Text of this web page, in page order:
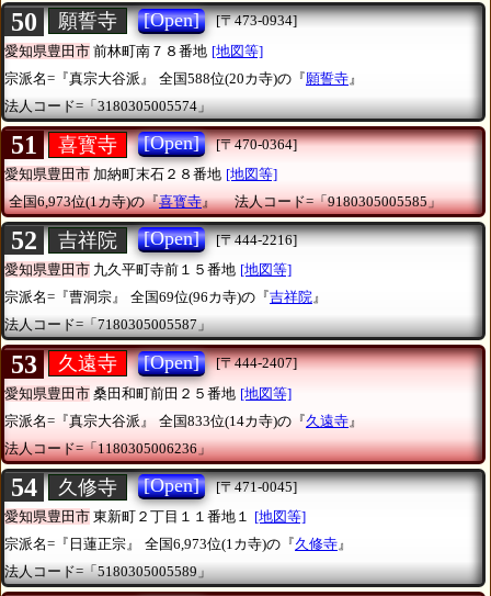
50 願誓寺 [Open]
[〒473-0934]
愛知県豊田市 前林町南７８番地 [地図等]
宗派名=『真宗大谷派』
全国588位(20カ寺)の『 願誓寺 』
法人コード=「3180305005574」
51 喜寳寺 [Open]
[〒470-0364]
愛知県豊田市 加納町末石２８番地 [地図等]
全国6,973位(1カ寺)の『喜寳寺』 法人コード=「9180305005585」
52 吉祥院 [Open]
[〒444-2216]
愛知県豊田市 九久平町寺前１５番地 [地図等]
宗派名=『曹洞宗』
全国69位(96カ寺)の『吉祥院』
法人コード=「7180305005587」
53 久遠寺 [Open]
[〒444-2407]
愛知県豊田市 桑田和町前田２５番地 [地図等]
宗派名=『真宗大谷派』
全国833位(14カ寺)の『久遠寺 』
法人コード=「1180305006236」
54 久修寺 [Open]
[〒471-0045]
愛知県豊田市 東新町２丁目１１番地１ [地図等]
宗派名=『日蓮正宗』
全国6,973位(1カ寺)の『久修寺』
法人コード=「5180305005589」